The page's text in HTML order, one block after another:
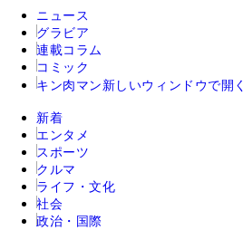
ニュース
グラビア
連載コラム
コミック
キン肉マン 新しいウィンドウで開く
新着
エンタメ
スポーツ
クルマ
ライフ・文化
社会
政治・国際